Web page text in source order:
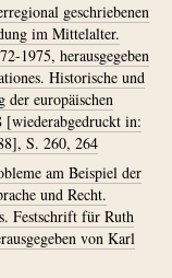
geschriebenen
im Mittelalter.
1975, herausgegeben
Historische und
der europäischen
in:
S. 260, 264
am Beispiel der
und Recht.
Festschrift für Ruth
von Karl